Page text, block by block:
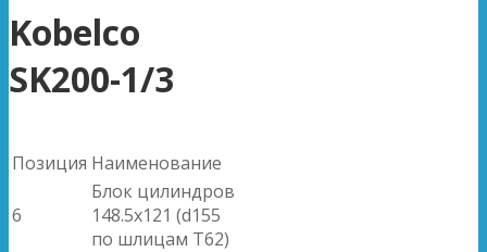
Kobelco
SK200-1/3
Позиция Наименование
6
Блок цилиндров
148.5x121 (d155
по шлицам T62)